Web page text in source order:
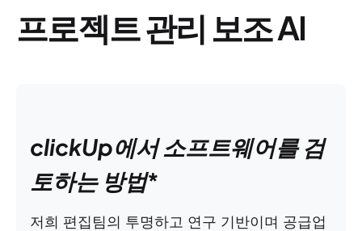
프로젝트 관리 보조 AI
clickUp에서 소프트웨어를 검
토하는 방법*
저희 편집팀의 투명하고 연구 기반이며 공급업